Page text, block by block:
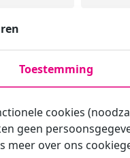
in waarmee je
Toestemming
cookies
geen
meer over ons